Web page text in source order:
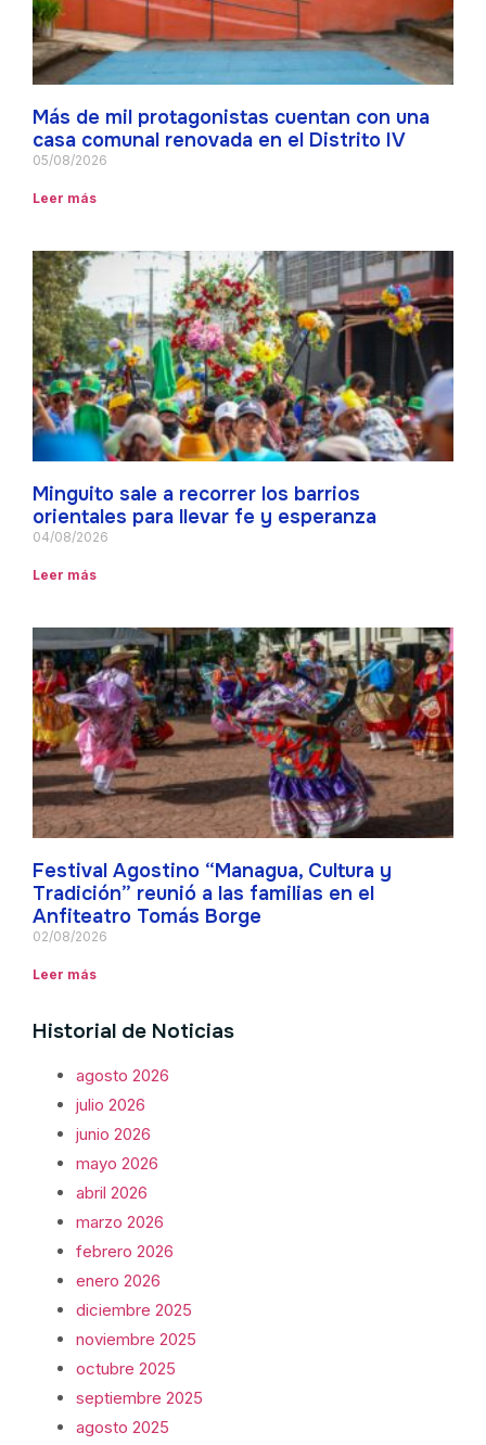
Más de mil protagonistas cuentan con una
casa comunal renovada en el Distrito IV
05/08/2026
Leer más
Minguito sale a recorrer los barrios
orientales para llevar fe y esperanza
04/08/2026
Leer más
Festival Agostino “Managua, Cultura y
Tradición” reunió a las familias en el
Anfiteatro Tomás Borge
02/08/2026
Leer más
Historial de Noticias
agosto 2026
julio 2026
junio 2026
mayo 2026
abril 2026
marzo 2026
febrero 2026
enero 2026
diciembre 2025
noviembre 2025
octubre 2025
septiembre 2025
agosto 2025